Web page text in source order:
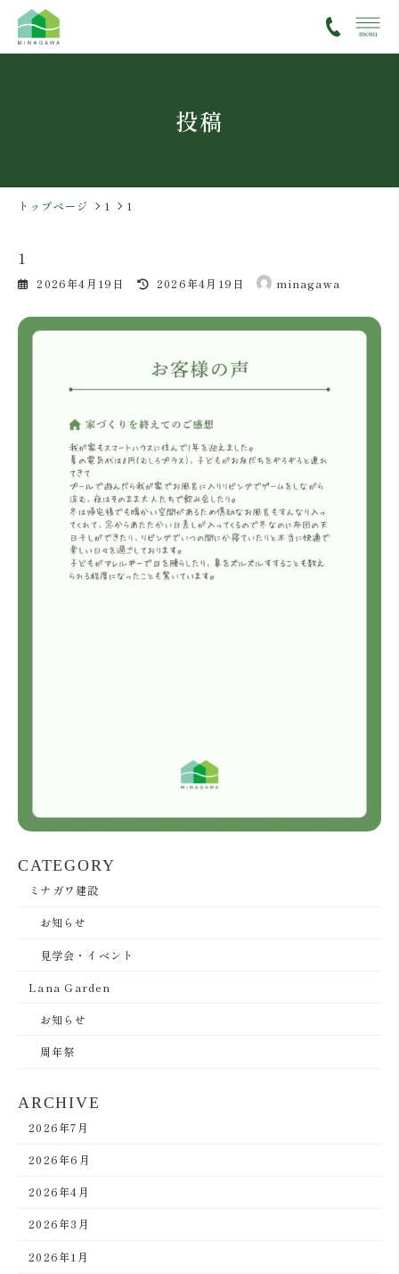
テ
ゲ
投稿
トップページ 1 1
1
2026年4月19日
最
新
時
:
2026年4月19日 minagawa
CATEGORY
ミナガワ建設
お知らせ
見学会・イベント
Lana Garden
お知らせ
周年祭
ARCHIVE
2026年7月
2026年6月
2026年4月
2026年3月
2026年1月